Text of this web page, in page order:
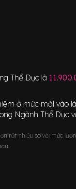
Thể Dục là
ở mức mới vào là
Ngành Thể Dục
rất nhiều so với mức